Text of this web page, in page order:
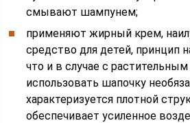
смывают шампунем;
применяют жирный крем,
средство для детей, принцип
что и в случае с
использовать шапочку
характеризуется плотной
обеспечивает усиленное